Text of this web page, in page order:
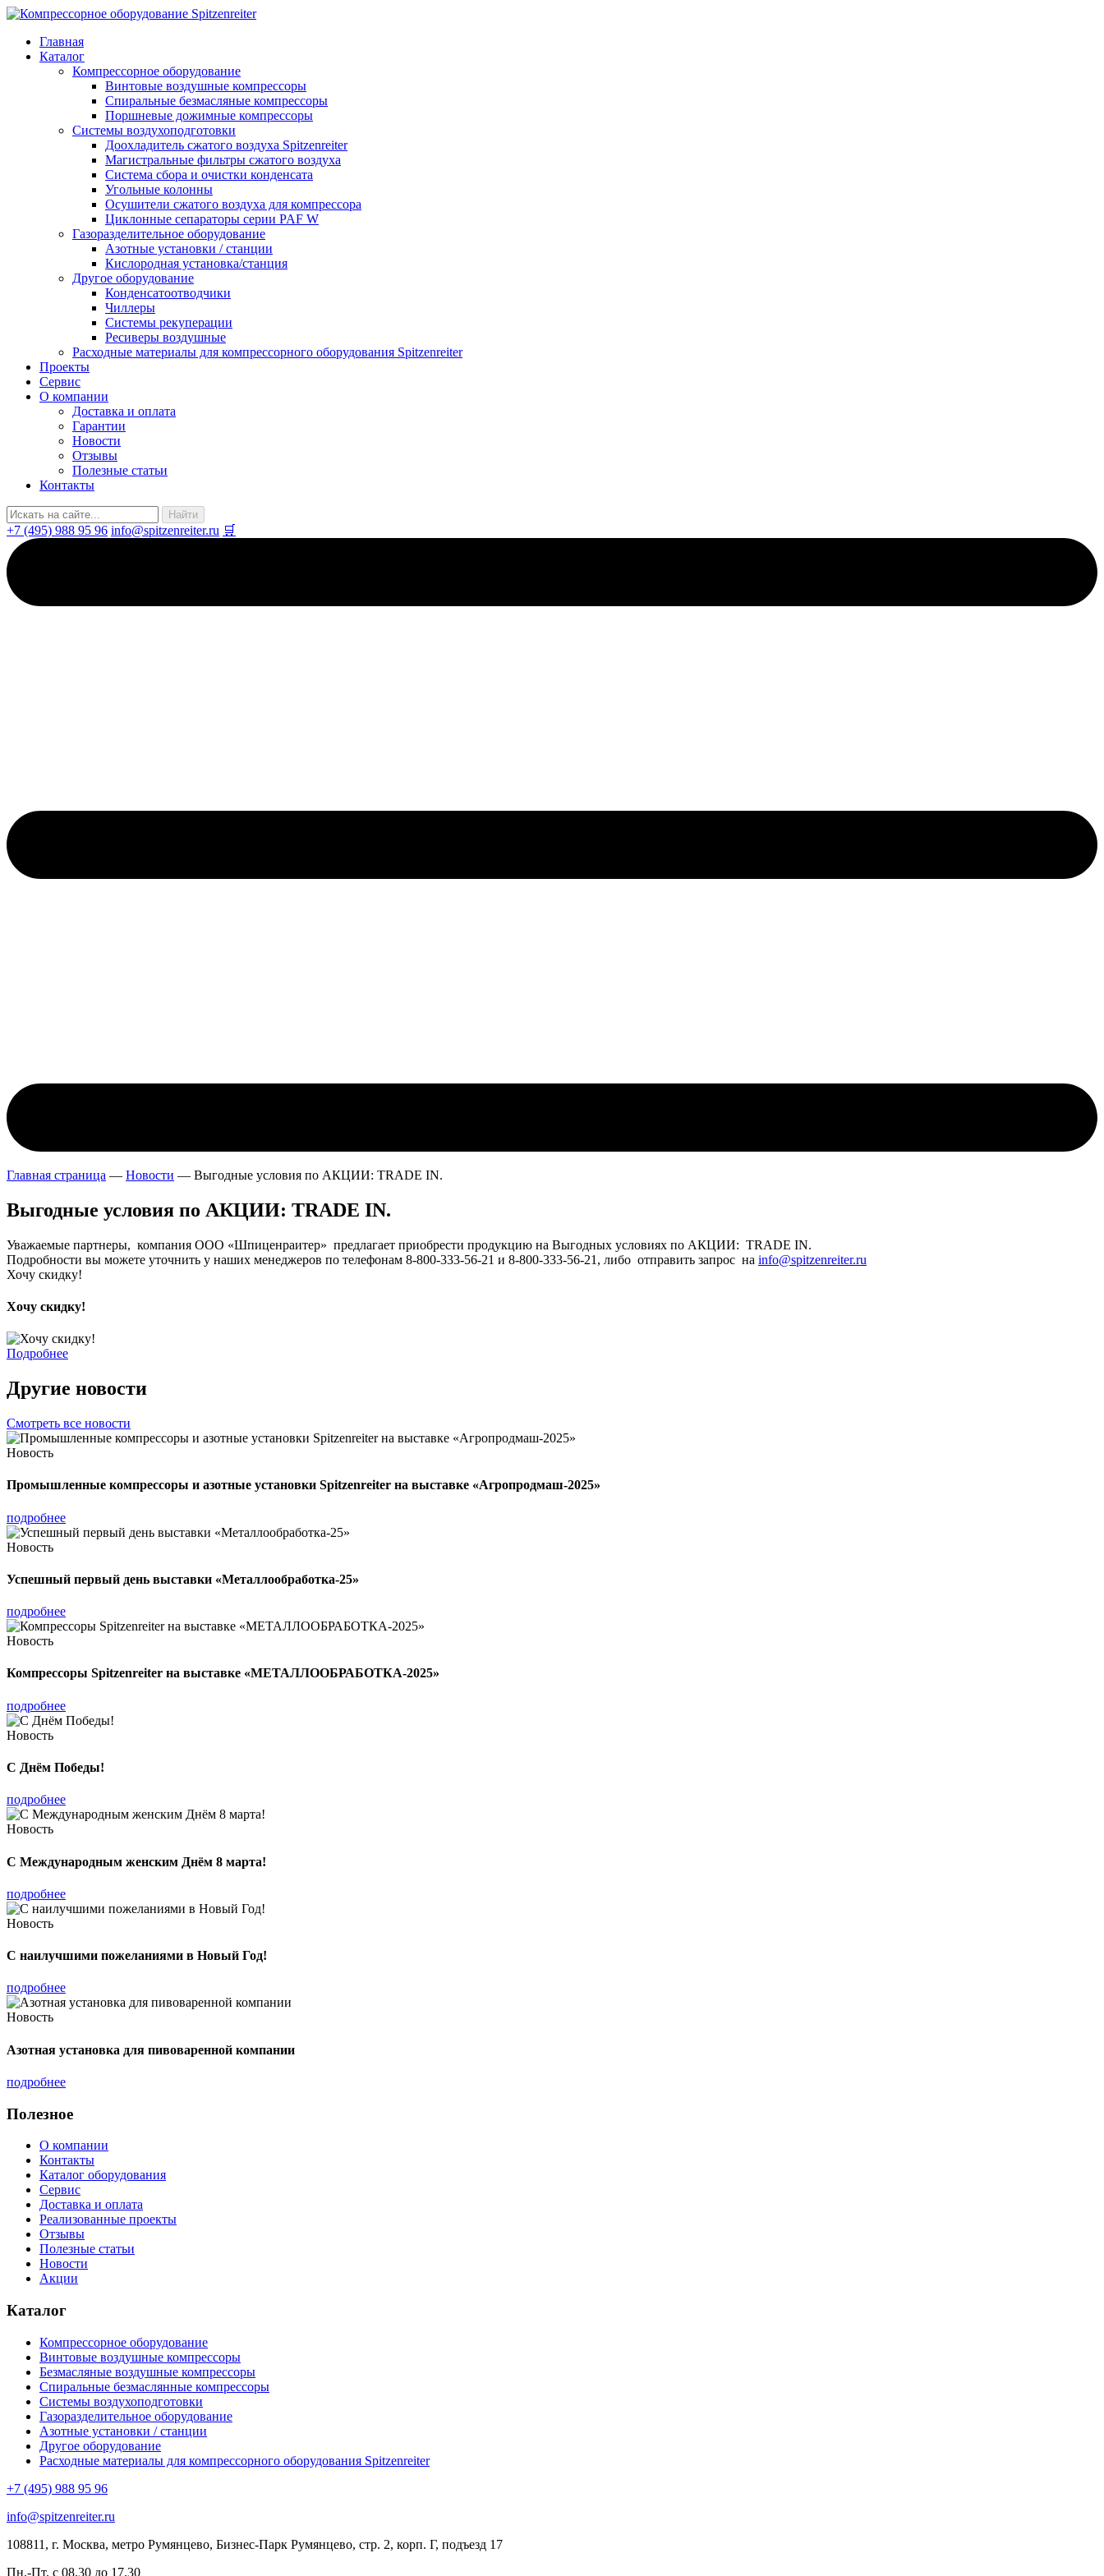
Главная
Каталог
Компрессорное оборудование
Винтовые воздушные компрессоры
Спиральные безмасляные компрессоры
Поршневые дожимные компрессоры
Системы воздухоподготовки
Доохладитель сжатого воздуха Spitzenreiter
Магистральные фильтры сжатого воздуха
Система сбора и очистки конденсата
Угольные колонны
Осушители сжатого воздуха для компрессора
Циклонные сепараторы серии PAF W
Газоразделительное оборудование
Азотные установки / станции
Кислородная установка/станция
Другое оборудование
Конденсатоотводчики
Чиллеры
Системы рекуперации
Ресиверы воздушные
Расходные материалы для компрессорного оборудования Spitzenreiter
Проекты
Сервис
О компании
Доставка и оплата
Гарантии
Новости
Отзывы
Полезные статьи
Контакты
+7 (495) 988 95 96 info@spitzenreiter.ru 🛒
Главная страница — Новости — Выгодные условия по АКЦИИ: TRADE IN.
Выгодные условия по АКЦИИ: TRADE IN.
Уважаемые партнеры, компания ООО «Шпиценраитер» предлагает приобрести продукцию на Выгодных условиях по АКЦИИ: TRADE IN.
Подробности вы можете уточнить у наших менеджеров по телефонам 8-800-333-56-21 и 8-800-333-56-21, либо отправить запрос на info@spitzenreiter.ru
Хочу скидку!
Хочу скидку!
Подробнее
Другие новости
Смотреть все новости
Новость
Промышленные компрессоры и азотные установки Spitzenreiter на выставке «Агропродмаш-2025»
подробнее
Новость
Успешный первый день выставки «Металлообработка-25»
подробнее
Новость
Компрессоры Spitzenreiter на выставке «МЕТАЛЛООБРАБОТКА-2025»
подробнее
Новость
С Днём Победы!
подробнее
Новость
С Международным женским Днём 8 марта!
подробнее
Новость
С наилучшими пожеланиями в Новый Год!
подробнее
Новость
Азотная установка для пивоваренной компании
подробнее
Полезное
О компании
Контакты
Каталог оборудования
Сервис
Доставка и оплата
Реализованные проекты
Отзывы
Полезные статьи
Новости
Акции
Каталог
Компрессорное оборудование
Винтовые воздушные компрессоры
Безмасляные воздушные компрессоры
Спиральные безмаслянные компрессоры
Системы воздухоподготовки
Газоразделительное оборудование
Азотные установки / станции
Другое оборудование
Расходные материалы для компрессорного оборудования Spitzenreiter
+7 (495) 988 95 96
info@spitzenreiter.ru
108811, г. Москва, метро Румянцево, Бизнес-Парк Румянцево, стр. 2, корп. Г, подъезд 17
Пн.-Пт. с 08.30 до 17.30